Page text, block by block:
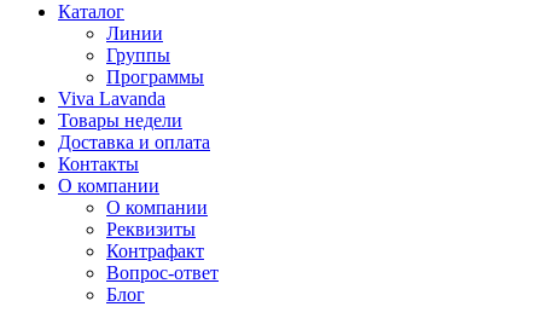
Каталог
Линии
Группы
Программы
Viva Lavanda
Товары недели
Доставка и оплата
Контакты
О компании
О компании
Реквизиты
Контрафакт
Вопрос-ответ
Блог